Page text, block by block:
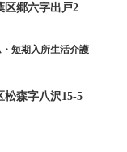
区郷六字出戸2
・短期入所生活介護
松森字八沢15-5